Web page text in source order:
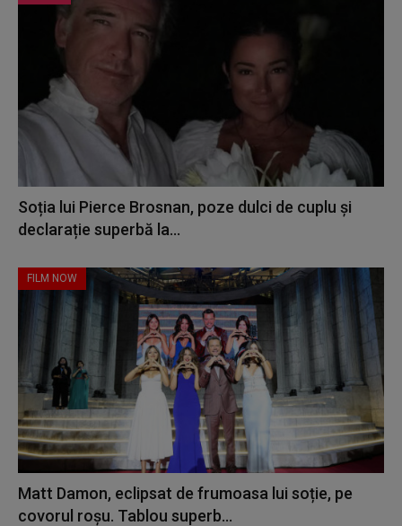
Soția lui Pierce Brosnan, poze dulci de cuplu și
declarație superbă la...
FILM NOW
Matt Damon, eclipsat de frumoasa lui soție, pe
covorul roșu. Tablou superb...